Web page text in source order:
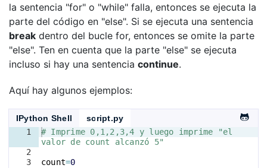
la sentencia "for" o "while" falla, entonces se ejecuta la
parte del código en "else". Si se ejecuta una sentencia
break dentro del bucle for, entonces se omite la parte
"else". Ten en cuenta que la parte "else" se ejecuta
incluso si hay una sentencia continue.
Aquí hay algunos ejemplos:
IPython Shell
script.py
1
2
3
# Imprime 0,1,2,3,4 y luego imprime "el
valor de count alcanzó 5"
count=0